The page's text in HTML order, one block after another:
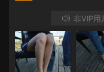
非VIP用